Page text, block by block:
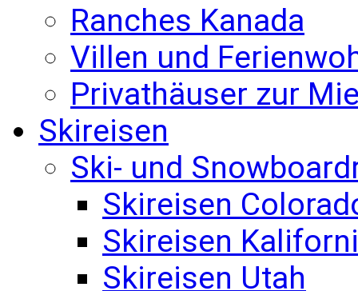
Ranches Kanada
Villen und
Privathäuser zur
Skireisen
Ski- und
Skireisen
Skireisen
Skireisen Utah